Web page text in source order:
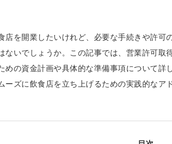
店を開業したいけれど、必要な手続きや許可
ないでしょうか。この記事では、営業許可取
めの資金計画や具体的な準備事項について詳
ーズに飲食店を立ち上げるための実践的なア